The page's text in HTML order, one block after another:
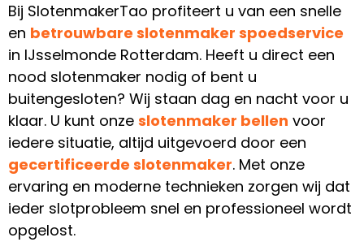
Bij SlotenmakerTao profiteert u van een snelle
en betrouwbare slotenmaker spoedservice
in IJsselmonde Rotterdam. Heeft u direct een
nood slotenmaker nodig of bent u
buitengesloten? Wij staan dag en nacht voor u
klaar. U kunt onze slotenmaker bellen voor
iedere situatie, altijd uitgevoerd door een
gecertificeerde slotenmaker. Met onze
ervaring en moderne technieken zorgen wij dat
ieder slotprobleem snel en professioneel wordt
opgelost.